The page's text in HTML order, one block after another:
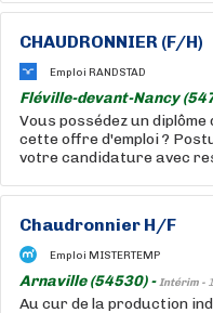
CHAUDRONNIER (F/H)
Emploi RANDSTAD
Fléville-devant-Nancy
Vous possédez un diplôme
cette offre d'emploi ?
votre candidature avec
Chaudronnier H/F
Emploi MISTERTEMP
Arnaville (54530) -Intérim -
Au cur de la production